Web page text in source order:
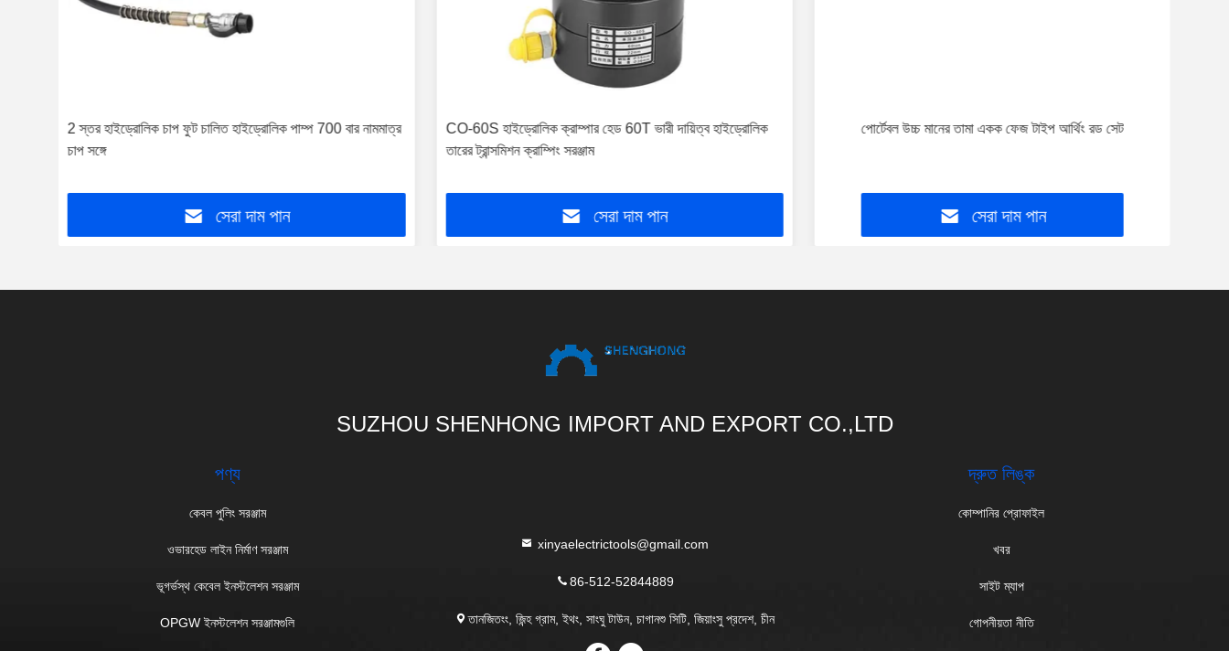
2 স্তর হাইড্রোলিক চাপ ফুট চালিত হাইড্রোলিক পাম্প 700 বার নামমাত্র
চাপ সঙ্গে
সেরা দাম পান
CO-60S হাইড্রোলিক ক্রাম্পার হেড 60T ভারী দায়িত্ব হাইড্রোলিক
তারের ট্রান্সমিশন ক্রাম্পিং সরঞ্জাম
সেরা দাম পান
পোর্টেবল উচ্চ মানের তামা একক ফেজ টাইপ আর্থিং রড সেট
সেরা দাম পান
SUZHOU SHENHONG IMPORT AND EXPORT CO.,LTD
পণ্য
কেবল পুলিং সরঞ্জাম
ওভারহেড লাইন নির্মাণ সরঞ্জাম
ভূগর্ভস্থ কেবেল ইনস্টলেশন সরঞ্জাম
OPGW ইনস্টলেশন সরঞ্জামগুলি
xinyaelectrictools@gmail.com
86-512-52844889
তানজিতংং, জিন্হ গ্রাম, ইথং, সাংঘু টাউন, চাগানশু সিটি, জিয়াংসু প্রদেশ, চীন
দ্রুত লিঙ্ক
কোম্পানির প্রোফাইল
খবর
সাইট ম্যাপ
গোপনীয়তা নীতি